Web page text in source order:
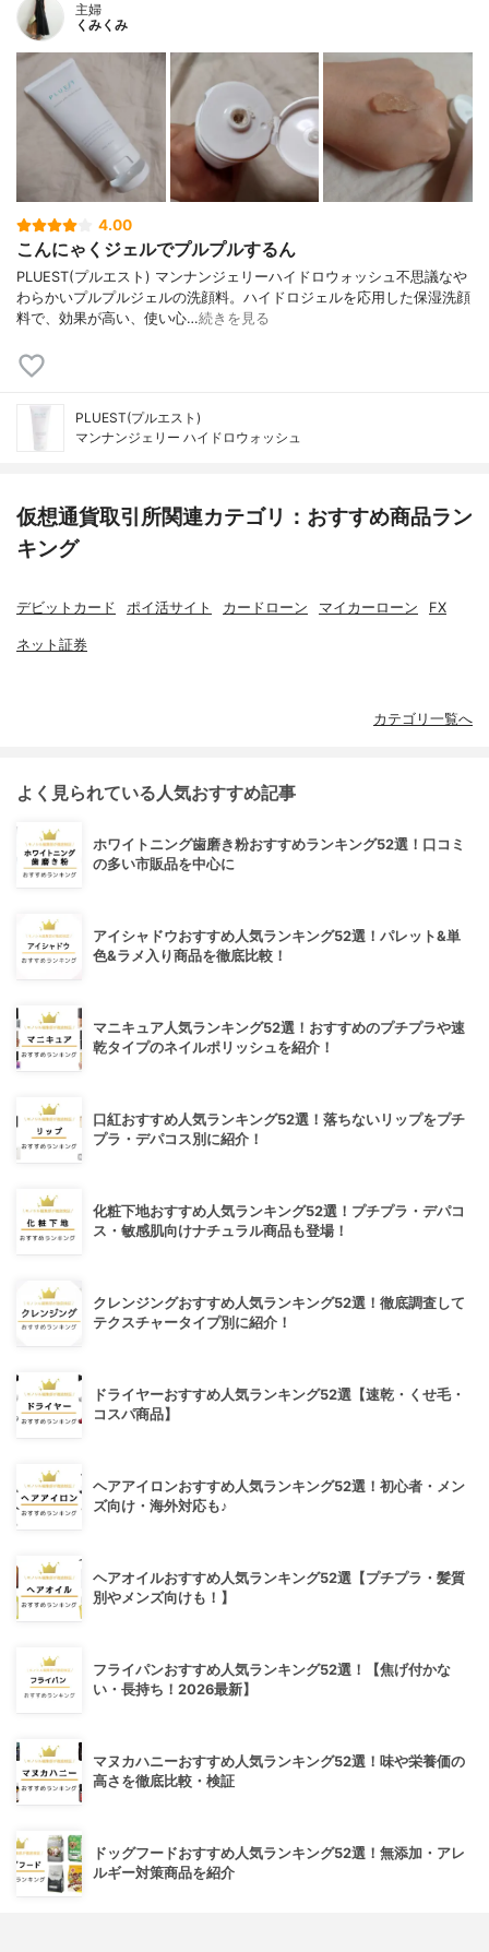
主婦
くみくみ
4.00
こんにゃくジェルでプルプルするん
PLUEST(プルエスト) マンナンジェリーハイドロウォッシュ不思議なや
わらかいプルプルジェルの洗顔料。ハイドロジェルを応用した保湿洗顔
料で、効果が高い、使い心…続きを見る
PLUEST(プルエスト)
マンナンジェリー ハイドロウォッシュ
仮想通貨取引所関連カテゴリ：おすすめ商品ラン
キング
デビットカード ポイ活サイト カードローン マイカーローン FX
ネット証券
カテゴリ一覧へ
よく見られている人気おすすめ記事
ホワイトニング歯磨き粉おすすめランキング52選！口コミ
の多い市販品を中心に
アイシャドウおすすめ人気ランキング52選！パレット&単
色&ラメ入り商品を徹底比較！
マニキュア人気ランキング52選！おすすめのプチプラや速
乾タイプのネイルポリッシュを紹介！
口紅おすすめ人気ランキング52選！落ちないリップをプチ
プラ・デパコス別に紹介！
化粧下地おすすめ人気ランキング52選！プチプラ・デパコ
ス・敏感肌向けナチュラル商品も登場！
クレンジングおすすめ人気ランキング52選！徹底調査して
テクスチャータイプ別に紹介！
ドライヤーおすすめ人気ランキング52選【速乾・くせ毛・
コスパ商品】
ヘアアイロンおすすめ人気ランキング52選！初心者・メン
ズ向け・海外対応も♪
ヘアオイルおすすめ人気ランキング52選【プチプラ・髪質
別やメンズ向けも！】
フライパンおすすめ人気ランキング52選！【焦げ付かな
い・長持ち！2026最新】
マヌカハニーおすすめ人気ランキング52選！味や栄養価の
高さを徹底比較・検証
ドッグフードおすすめ人気ランキング52選！無添加・アレ
ルギー対策商品を紹介